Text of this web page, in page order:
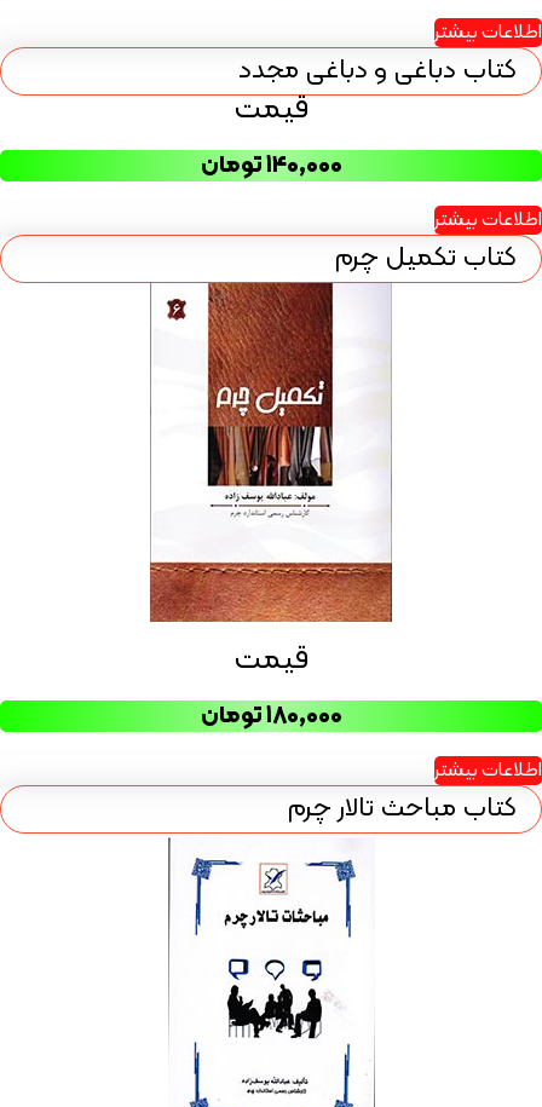
اطلاعات بیشتر
کتاب دباغی و دباغی مجدد
قیمت
۱۴۰,۰۰۰تومان
اطلاعات بیشتر
کتاب تکمیل چرم
قیمت
۱۸۰,۰۰۰تومان
اطلاعات بیشتر
کتاب مباحث تالار چرم